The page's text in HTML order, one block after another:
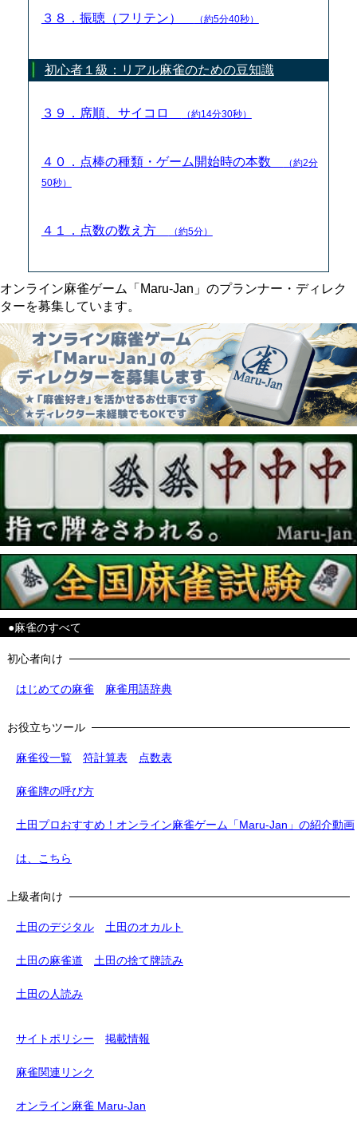
３８．振聴（フリテン） （約5分40秒）
初心者１級：リアル麻雀のための豆知識
３９．席順、サイコロ （約14分30秒）
４０．点棒の種類・ゲーム開始時の本数
（約2分
50秒）
４１．点数の数え方 （約5分）
オンライン麻雀ゲーム「Maru-Jan」のプランナー・ディレク
ターを募集しています。
●麻雀のすべて
初心者向け
はじめての麻雀 麻雀用語辞典
お役立ちツール
麻雀役一覧 符計算表 点数表
麻雀牌の呼び方
土田プロおすすめ！オンライン麻雀ゲーム「Maru-Jan」の紹介動画
は、こちら
上級者向け
土田のデジタル 土田のオカルト
土田の麻雀道 土田の捨て牌読み
土田の人読み
サイトポリシー 掲載情報
麻雀関連リンク
オンライン麻雀 Maru-Jan